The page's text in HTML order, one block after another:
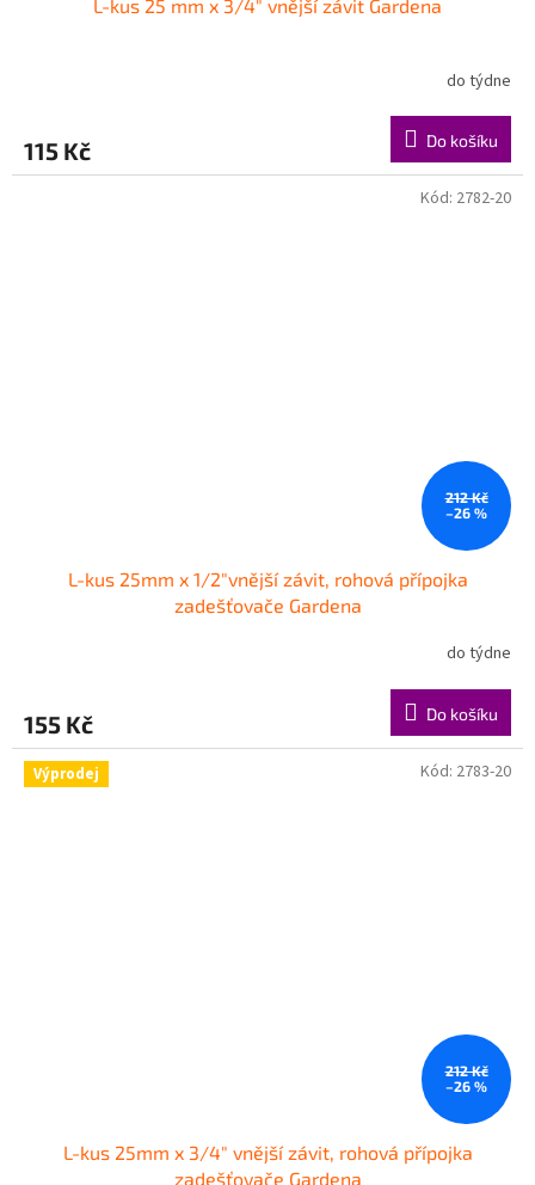
L-kus 25 mm x 3/4" vnější závit Gardena
do týdne
115 Kč Do košíku
212 Kč
–26 %
L-kus 25mm x 1/2"vnější závit, rohová přípojka
zadešťovače Gardena
do týdne
155 Kč Do košíku
Kód: 2782-20
Výprodej
212 Kč
–26 %
L-kus 25mm x 3/4" vnější závit, rohová přípojka
zadešťovače Gardena
Kód: 2783-20